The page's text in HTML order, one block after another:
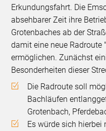
Erkundungsfahrt. Die
absehbarer Zeit ihre
Grotenbaches ab der
damit eine neue Radroute
ermöglichen. Zunächst
Besonderheiten dieser
Die Radroute soll
Bachläufen
Grotenbach,
Es würde sich hierbei